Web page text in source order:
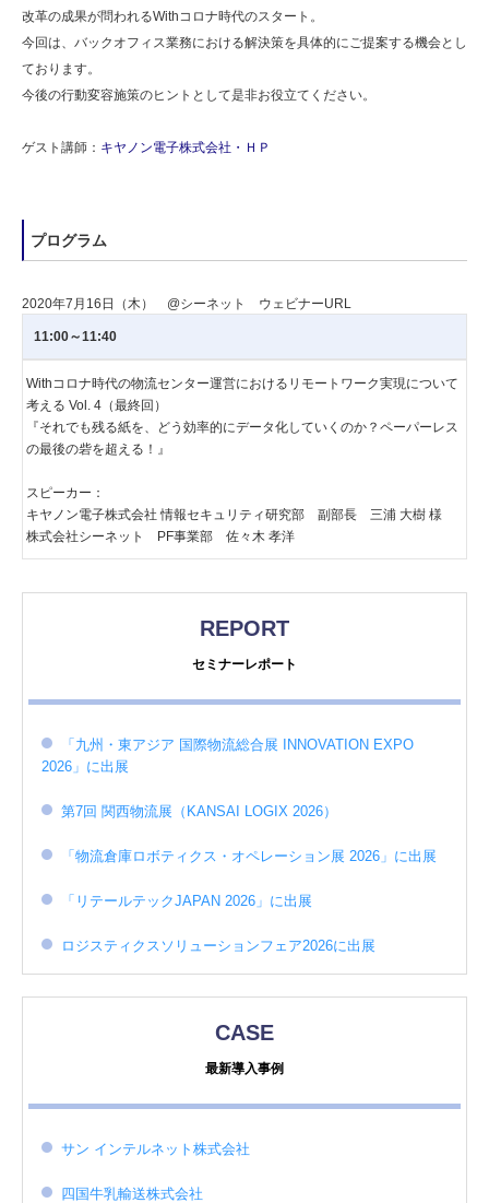
改革の成果が問われるWithコロナ時代のスタート。
今回は、バックオフィス業務における解決策を具体的にご提案する機会とし
ております。
今後の行動変容施策のヒントとして是非お役立てください。
ゲスト講師： キヤノン電子株式会社・ＨＰ
プログラム
2020年7月16日（木） @シーネット ウェビナーURL
11:00～11:40
Withコロナ時代の物流センター運営におけるリモートワーク実現について
考える Vol. 4（最終回）
『それでも残る紙を、どう効率的にデータ化していくのか？ペーパーレス
の最後の砦を超える！』
スピーカー：
キヤノン電子株式会社 情報セキュリティ研究部 副部長 三浦 大樹 様
株式会社シーネット PF事業部 佐々木 孝洋
REPORT
セミナーレポート
「九州・東アジア 国際物流総合展 INNOVATION EXPO
2026」に出展
第7回 関西物流展（KANSAI LOGIX 2026）
「物流倉庫ロボティクス・オペレーション展 2026」に出展
「リテールテックJAPAN 2026」に出展
ロジスティクスソリューションフェア2026に出展
CASE
最新導入事例
サン インテルネット株式会社
四国牛乳輸送株式会社